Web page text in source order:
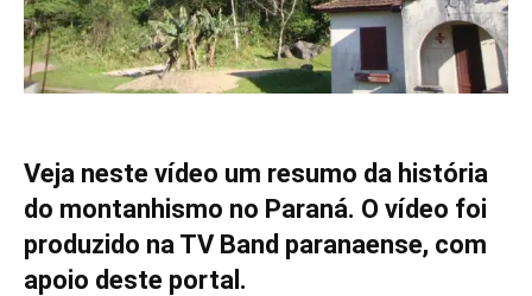
Veja neste vídeo um resumo da história
do montanhismo no Paraná. O vídeo foi
produzido na TV Band paranaense, com
apoio deste portal.